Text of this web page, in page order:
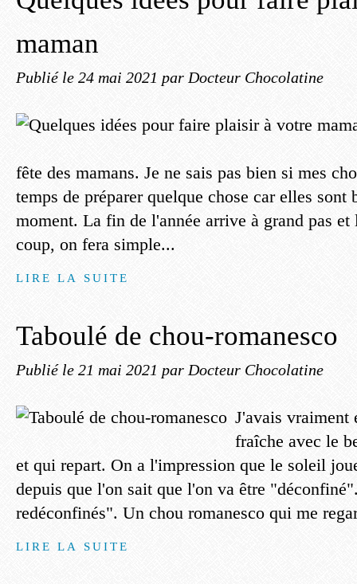
maman
Publié le 24 mai 2021 par Docteur Chocolatine
fête des mamans. Je ne sais pas bien si mes
temps de préparer quelque chose car elles sont
moment. La fin de l'année arrive à grand pas et
coup, on fera simple...
LIRE LA SUITE
Taboulé de chou-romanesco
Publié le 21 mai 2021 par Docteur Chocolatine
J'avais vraiment
fraîche avec le
et qui repart. On a l'impression que le soleil
depuis que l'on sait que l'on va être
redéconfinés". Un chou romanesco qui me
LIRE LA SUITE